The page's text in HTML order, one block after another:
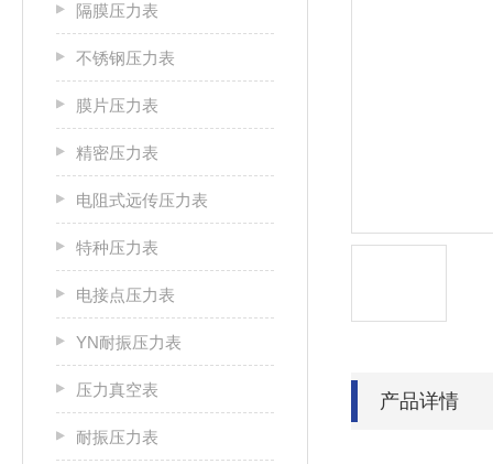
隔膜压力表
不锈钢压力表
膜片压力表
精密压力表
电阻式远传压力表
特种压力表
电接点压力表
YN耐振压力表
压力真空表
耐振压力表
产品详情